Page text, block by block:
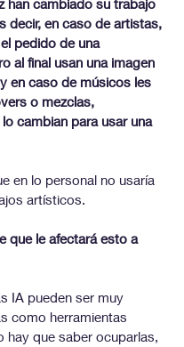
han cambiado su trabajo
decir, en caso de artistas,
pedido de una
al final usan una imagen
en caso de músicos les
o mezclas,
cambian para usar una
en lo personal no usaría
artísticos.
que le afectará esto a
IA pueden ser muy
como herramientas
hay que saber ocuparlas,